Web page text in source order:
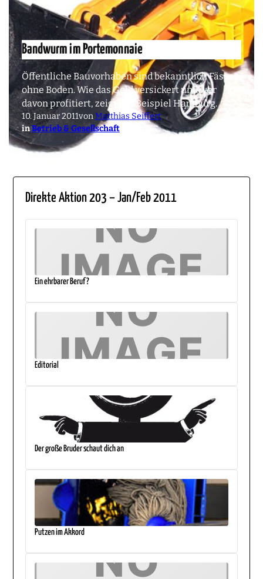
Bandwurm im Portemonnaie
Öffentliche Bauvorhaben sind bekanntlich Fässer
ohne Boden. Wie das Geld versickert und wer
davon profitiert, zeigt das Beispiel Hamburg.
10. Januar 2011vonMatthias Seiffert
inBetrieb & Gesellschaft
Direkte Aktion 203 – Jan/Feb 2011
Ein ehrbarer Beruf?
Editorial
Der große Bruder schaut dich an
Putzen im Akkord